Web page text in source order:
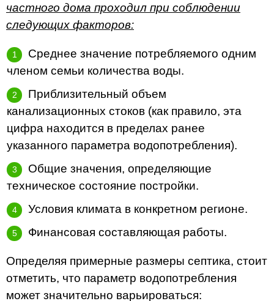
частного дома проходил при соблюдении
следующих факторов:
Среднее значение потребляемого одним
членом семьи количества воды.
Приблизительный объем
канализационных стоков (как правило, эта
цифра находится в пределах ранее
указанного параметра водопотребления).
Общие значения, определяющие
техническое состояние постройки.
Условия климата в конкретном регионе.
Финансовая составляющая работы.
Определяя примерные размеры септика, стоит
отметить, что параметр водопотребления
может значительно варьироваться: